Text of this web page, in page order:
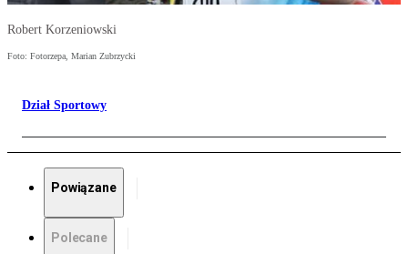
Robert Korzeniowski
Foto: Fotorzepa, Marian Zubrzycki
Dział Sportowy
Powiązane
Polecane